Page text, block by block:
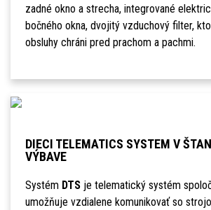
zadné okno a strecha, integrované
bočného okna, dvojitý vzduchový filter,
obsluhy chráni pred prachom a pachmi.
DIECI TELEMATICS SYSTEM V
VÝBAVE
Systém DTSje telematický systém
umožňuje vzdialene komunikovať so